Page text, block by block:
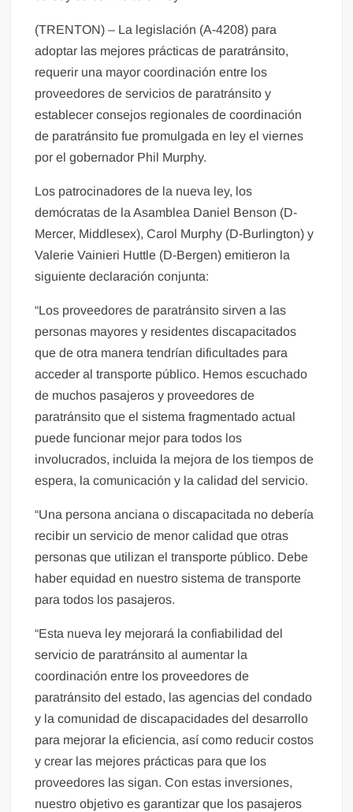
(TRENTON) – La legislación (A-4208) para
adoptar las mejores prácticas de paratránsito,
requerir una mayor coordinación entre los
proveedores de servicios de paratránsito y
establecer consejos regionales de coordinación
de paratránsito fue promulgada en ley el viernes
por el gobernador Phil Murphy.
Los patrocinadores de la nueva ley, los
demócratas de la Asamblea Daniel Benson (D-
Mercer, Middlesex), Carol Murphy (D-Burlington) y
Valerie Vainieri Huttle (D-Bergen) emitieron la
siguiente declaración conjunta:
“Los proveedores de paratránsito sirven a las
personas mayores y residentes discapacitados
que de otra manera tendrían dificultades para
acceder al transporte público. Hemos escuchado
de muchos pasajeros y proveedores de
paratránsito que el sistema fragmentado actual
puede funcionar mejor para todos los
involucrados, incluida la mejora de los tiempos de
espera, la comunicación y la calidad del servicio.
“Una persona anciana o discapacitada no debería
recibir un servicio de menor calidad que otras
personas que utilizan el transporte público. Debe
haber equidad en nuestro sistema de transporte
para todos los pasajeros.
“Esta nueva ley mejorará la confiabilidad del
servicio de paratránsito al aumentar la
coordinación entre los proveedores de
paratránsito del estado, las agencias del condado
y la comunidad de discapacidades del desarrollo
para mejorar la eficiencia, así como reducir costos
y crear las mejores prácticas para que los
proveedores las sigan. Con estas inversiones,
nuestro objetivo es garantizar que los pasajeros